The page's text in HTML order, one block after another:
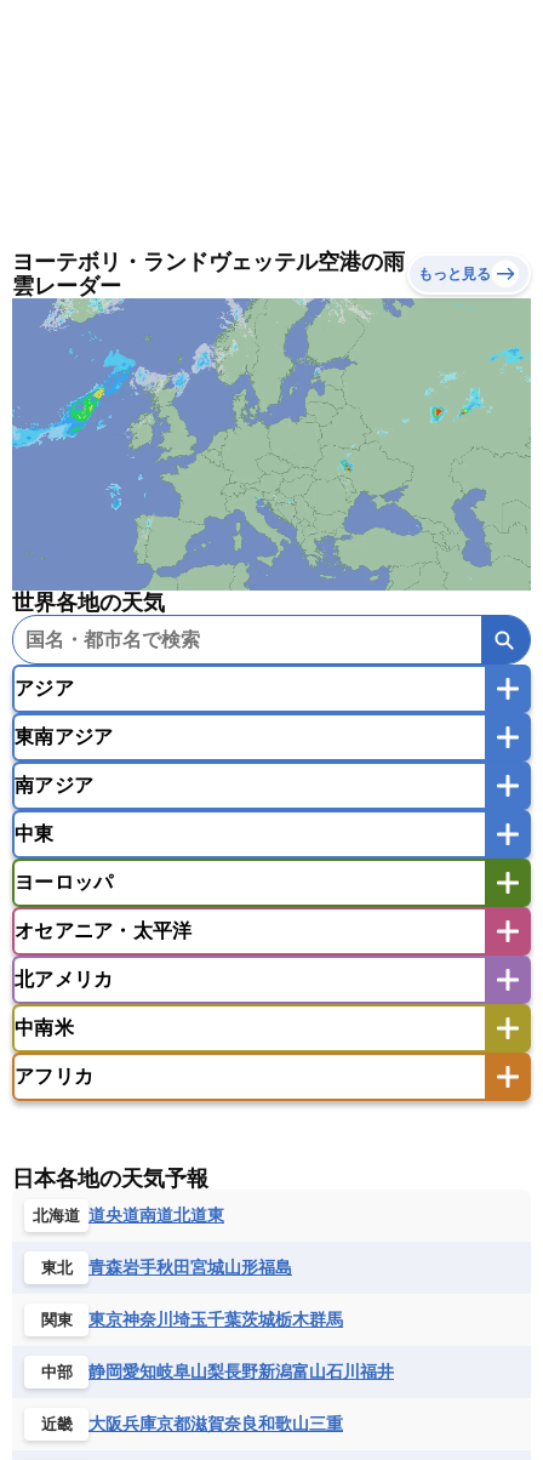
ヨーテボリ・ランドヴェッテル空港の雨
雲レーダー
もっと見る
世界各地の天気
アジア
韓国
モンゴル
東南アジア
インドネシア
マレーシア
ミャンマー
ラオス人民民主共和国
東ティモール民主共和国
南アジア
バングラデシュ
モルディブ
中東
アフガニスタン
イスラエル
ウズベキスタン
オマーン
カザフスタン
カタール
キプロス
キルギス
タジキスタン
バーレーン
ヨルダン レバノン
ヨーロッパ
アイスランド
アゼルバイジャン
イギリス
イタリア
ウクライナ
エストニア
オランダ
オーストリア
ギリシャ
スロバキア
スロベニア共和国
チェコ
デンマーク
フランス
ベルギー
ボスニア・ヘルツェゴビナ
モナコ公国
モルドバ
モンテネグロ
ラトビア
リトアニア
リヒテンシュタイン
オセアニア・太平洋
アメリカ領サモア
サモア独立国
ソロモン諸島
タヒチ
ツバル
トンガ ナウル共和国
ニウエ
バヌアツ
パプアニューギニア
ワリス・フテュナ
北アメリカ
バーミューダ諸島
中南米
アメリカ領バージン諸島
キューバ
グアテマラ
グレナダ
ケイマン諸島
コロンビア
ジャマイカ
セントクリストファー・ネービス
セントビンセント及びグレナディーン諸島
セントルシア
チリ
トリニダード・トバゴ
ドミニカ共和国
ニカラグア共和国
ハイチ共和国
アフリカ
エジプト
エスワティニ王国
エリトリア国
カメルーン
ギニアビサウ共和国
ケニア
コンゴ共和国
コンゴ民主共和国
コートジボワール
サントメ・プリンシペ民主共和国
ザンビア共和国
シエラレオネ共和国
ジブチ共和国
ジンバブエ
日本各地の天気予報
北海道 道央道南道北道東
東北 青森岩手秋田宮城山形福島
関東 東京神奈川 埼玉千葉茨城栃木群馬
中部 静岡愛知岐阜山梨長野新潟富山石川 福井
近畿 大阪兵庫京都滋賀奈良和歌山三重